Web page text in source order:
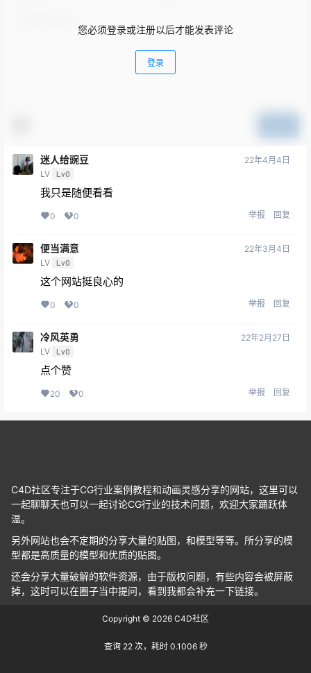
您必须登录或注册以后才能发表评论
登录
迷人给豌豆
LV Lv0
22年4月4日
我只是随便看看
0 0 举报 回复
便当满意
LV Lv0
22年3月4日
这个网站挺良心的
0 0 举报 回复
冷风英勇
LV Lv0
22年2月27日
点个赞
20 0 举报 回复
C4D社区专注于CG行业案例教程和动画灵感分享的网站，这里可以
一起聊聊天也可以一起讨论CG行业的技术问题，欢迎大家踊跃体
温。
另外网站也会不定期的分享大量的贴图，和模型等等。所分享的模
型都是高质量的模型和优质的贴图。
还会分享大量破解的软件资源，由于版权问题，有些内容会被屏蔽
掉，这时可以在圈子当中提问，看到我都会补充一下链接。
Copyright © 2026 C4D社区
查询 22 次，耗时 0.1006 秒